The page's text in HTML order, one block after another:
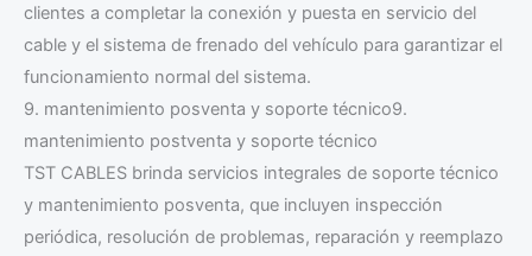
clientes a completar la conexión y puesta en servicio del
cable y el sistema de frenado del vehículo para garantizar el
funcionamiento normal del sistema.
9. mantenimiento posventa y soporte técnico9.
mantenimiento postventa y soporte técnico
TST CABLES brinda servicios integrales de soporte técnico
y mantenimiento posventa, que incluyen inspección
periódica, resolución de problemas, reparación y reemplazo